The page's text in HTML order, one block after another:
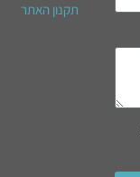
תקנון האתר